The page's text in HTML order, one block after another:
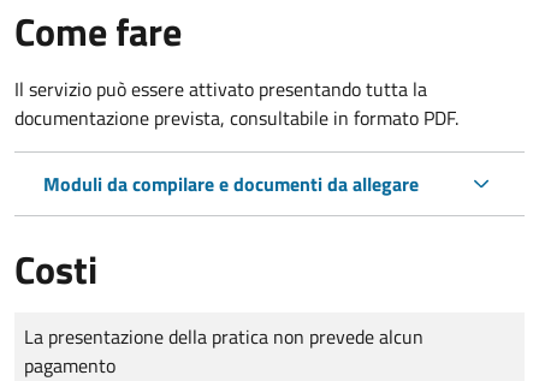
Come fare
Il servizio può essere attivato presentando tutta la
documentazione prevista, consultabile in formato PDF.
Moduli da compilare e documenti da allegare
Costi
Tipo di pagamento
Importo
La presentazione della pratica non prevede alcun
pagamento